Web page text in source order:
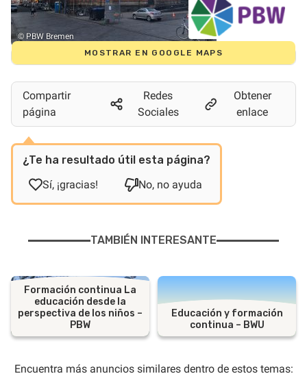
© PBW Bremen
MOSTRAR EN GOOGLE MAPS
Compartir
página
Redes
Sociales
Obtener
enlace
¿Te ha resultado útil esta página?
Sí, ¡gracias!
No, no ayuda
TAMBIÉN INTERESANTE
Formación continua La
educación desde la
perspectiva de los niños –
PBW
Educación y formación
continua – BWU
Encuentra más anuncios similares dentro de estos temas: